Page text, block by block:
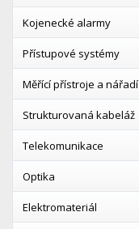
Kojenecké alarmy
Přístupové systémy
Měřící přístroje a nářadí
Strukturovaná kabeláž
Telekomunikace
Optika
Elektromateriál